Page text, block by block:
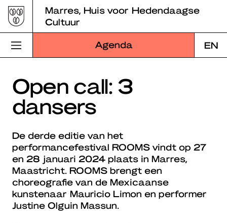
Skip
to
content
Marres, Huis voor Hedendaagse
Cultuur
Agenda EN
Bezoek Marres
Programma
Over Marres
Marres Kitchen
Shop
Open call: 3
dansers
De derde editie van het
performancefestival ROOMS vindt op 27
en 28 januari 2024 plaats in Marres,
Maastricht. ROOMS brengt een
choreografie van de Mexicaanse
kunstenaar Mauricio Limon en performer
Justine Olguin Massun.